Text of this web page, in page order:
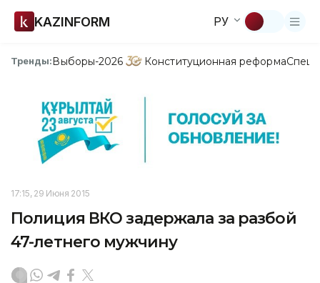
KAZINFORM РУ
Тренды:Выборы-2026 Конституционная реформа
17:15, 29 Июня 2015
Полиция ВКО задержала за разбой
47-летнего мужчину